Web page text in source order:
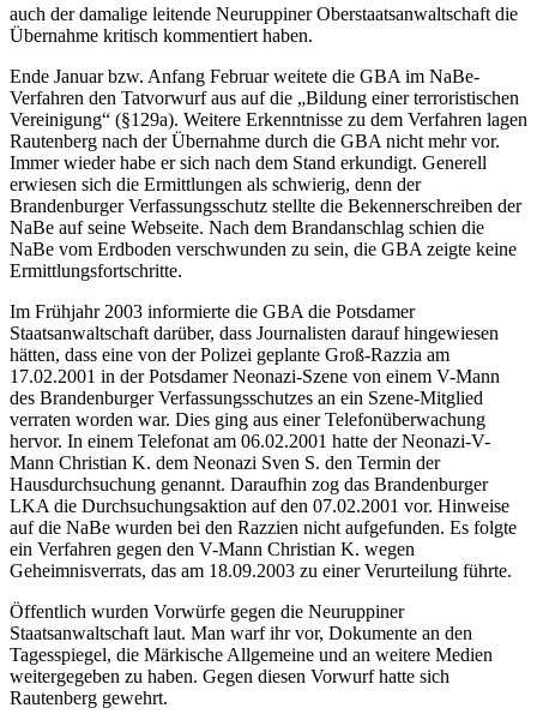
auch der damalige leitende Neuruppiner Oberstaatsanwaltschaft die
Übernahme kritisch kommentiert haben.
Ende Januar bzw. Anfang Februar weitete die GBA im NaBe-
Verfahren den Tatvorwurf aus auf die „Bildung einer terroristischen
Vereinigung“ (§129a). Weitere Erkenntnisse zu dem Verfahren lagen
Rautenberg nach der Übernahme durch die GBA nicht mehr vor.
Immer wieder habe er sich nach dem Stand erkundigt. Generell
erwiesen sich die Ermittlungen als schwierig, denn der
Brandenburger Verfassungsschutz stellte die Bekennerschreiben der
NaBe auf seine Webseite. Nach dem Brandanschlag schien die
NaBe vom Erdboden verschwunden zu sein, die GBA zeigte keine
Ermittlungsfortschritte.
Im Frühjahr 2003 informierte die GBA die Potsdamer
Staatsanwaltschaft darüber, dass Journalisten darauf hingewiesen
hätten, dass eine von der Polizei geplante Groß-Razzia am
17.02.2001 in der Potsdamer Neonazi-Szene von einem V-Mann
des Brandenburger Verfassungsschutzes an ein Szene-Mitglied
verraten worden war. Dies ging aus einer Telefonüberwachung
hervor. In einem Telefonat am 06.02.2001 hatte der Neonazi-V-
Mann Christian K. dem Neonazi Sven S. den Termin der
Hausdurchsuchung genannt. Daraufhin zog das Brandenburger
LKA die Durchsuchungsaktion auf den 07.02.2001 vor. Hinweise
auf die NaBe wurden bei den Razzien nicht aufgefunden. Es folgte
ein Verfahren gegen den V-Mann Christian K. wegen
Geheimnisverrats, das am 18.09.2003 zu einer Verurteilung führte.
Öffentlich wurden Vorwürfe gegen die Neuruppiner
Staatsanwaltschaft laut. Man warf ihr vor, Dokumente an den
Tagesspiegel, die Märkische Allgemeine und an weitere Medien
weitergegeben zu haben. Gegen diesen Vorwurf hatte sich
Rautenberg gewehrt.